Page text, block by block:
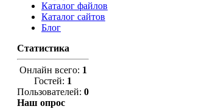
Каталог файлов
Каталог сайтов
Блог
Статистика
Онлайн всего: 1
Гостей: 1
Пользователей: 0
Наш опрос